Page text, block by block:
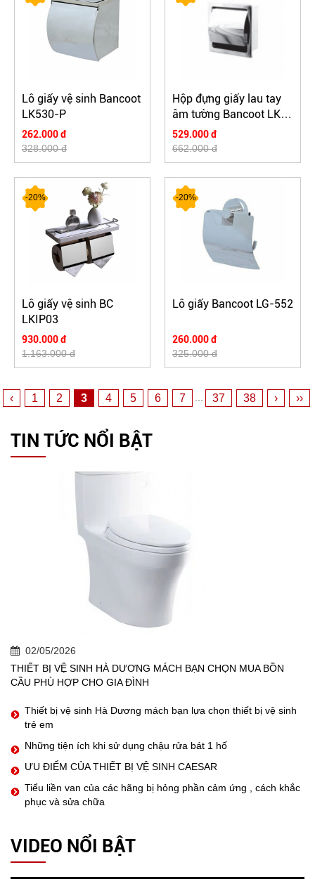
Lô giấy vệ sinh Bancoot
LK530-P
262.000 đ
328.000 đ
Hộp đựng giấy lau tay
âm tường Bancoot LK
533-P
529.000 đ
662.000 đ
-20%
Lô giấy vệ sinh BC
LKIP03
930.000 đ
1.163.000 đ
-20%
Lô giấy Bancoot LG-552
260.000 đ
325.000 đ
‹ 1 2 3 4 5 6 7 37 38 › ››
TIN TỨC NỔI BẬT
02/05/2026
THIẾT BỊ VỆ SINH HÀ DƯƠNG MÁCH BẠN CHỌN MUA BỒN
CẦU PHÙ HỢP CHO GIA ĐÌNH
Thiết bị vệ sinh Hà Dương mách bạn lựa chọn thiết bị vệ sinh
trẻ em
Những tiện ích khi sử dụng chậu rửa bát 1 hố
ƯU ĐIỂM CỦA THIẾT BỊ VỆ SINH CAESAR
Tiểu liền van của các hãng bị hỏng phần cảm ứng , cách khắc
phục và sửa chữa
VIDEO NỔI BẬT